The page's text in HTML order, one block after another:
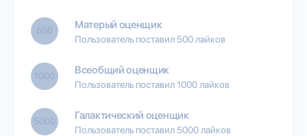
500 Матерый оценщик
Пользователь поставил 500 лайков
1000 Всеобщий оценщик
Пользователь поставил 1000 лайков
5000 Галактический оценщик
Пользователь поставил 5000 лайков